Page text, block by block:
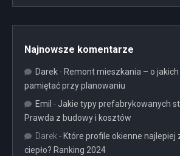
Najnowsze komentarze
Darek- Remont mieszkania – o
pamiętać przy planowaniu
Emil - Jakie typy prefabrykowanych
Prawda z budowy i kosztów
Darek - Które profile okienne najlepiej
ciepło? Ranking 2024